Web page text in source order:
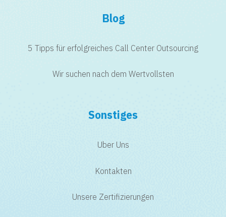
Blog
5 Tipps für erfolgreiches Call Center Outsourcing
Wir suchen nach dem Wertvollsten
Sonstiges
Uber Uns
Kontakten
Unsere Zertifizierungen